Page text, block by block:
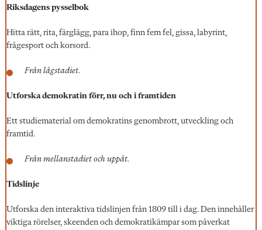
Riksdagens pysselbok
Hitta rätt, rita, färglägg, para ihop, finn fem fel, gissa, labyrint,
frågesport och korsord.
Från lågstadiet.
Utforska demokratin förr, nu och i framtiden
Ett studiematerial om demokratins genombrott, utveckling och
framtid.
Från mellanstadiet och uppåt.
Tidslinje
Utforska den interaktiva tidslinjen från 1809 till i dag. Den innehåller
viktiga rörelser, skeenden och demokratikämpar som påverkat